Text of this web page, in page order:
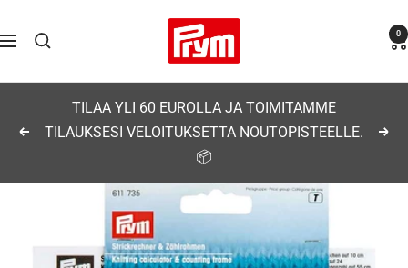
sisältöön
Navigaatio
Prym 0
Edellinen
TILAA YLI 60 EUROLLA JA TOIMITAMME
TILAUKSESI VELOITUKSETTA NOUTOPISTEELLE.
📦